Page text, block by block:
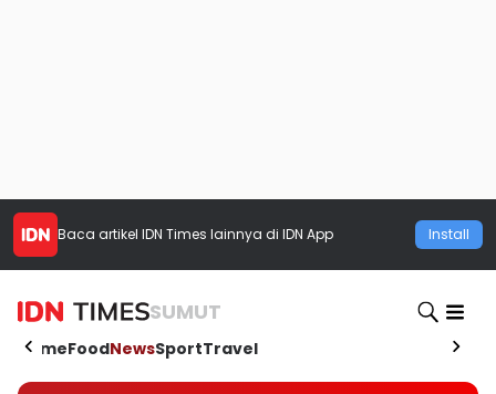
Baca artikel IDN Times lainnya di IDN App Install
SUMUT
HomeFoodNewsSportTravel